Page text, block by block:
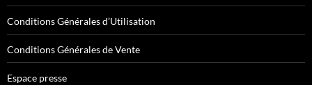
Conditions Générales d’Utilisation
Conditions Générales de Vente
Espace presse